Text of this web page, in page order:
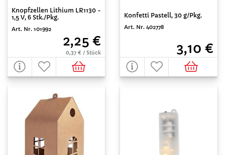
Knopfzellen Lithium LR1130 -
1,5 V, 6 Stk./Pkg.
Art. Nr. 101992
2,25 €
0,37 € / Stück
Konfetti Pastell, 30 g/Pkg.
Art. Nr. 402778
3,10 €